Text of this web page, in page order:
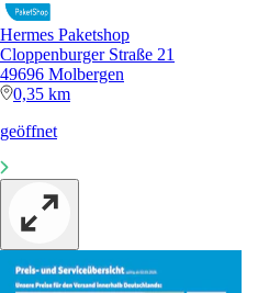
Hermes Paketshop
Cloppenburger Straße 21
49696 Molbergen
0,35 km
geöffnet